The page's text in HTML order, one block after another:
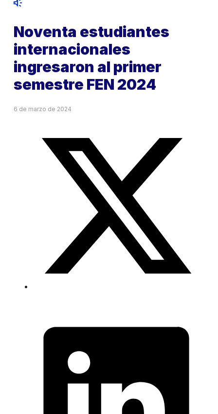
Noventa estudiantes
internacionales
ingresaron al primer
semestre FEN 2024
6 de marzo de 2024